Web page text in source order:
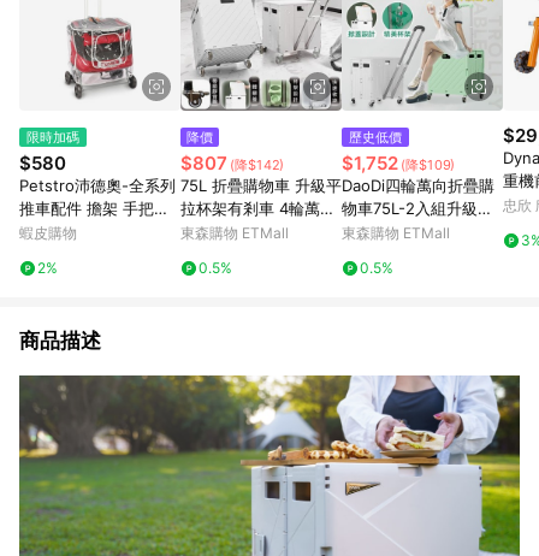
限時加碼
$580
Petstro沛德奧-全系列
推車配件 擔架 手把套
雨罩 原廠公司貨 外出
蝦皮購物
2%
降價
$807 (降$142)
75L 折疊購物車 升級平
拉杯架有剎車 4輪萬向
輪款
東森購物 ETMall
0.5%
歷史低價
$1,752 (降$109)
DaoDi四輪萬向折疊購
物車75L-2入組升級可
平拉杯架款收納車(手
納箱 摺疊購物車 露營
東森購物 ETMall
0.5%
重機
忠欣
商品描述